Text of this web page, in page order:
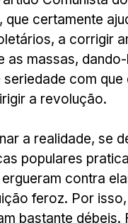
que certamente
a corrigir
as massas,
com
a revolução.
a realidade, se
populares
contra
feroz. Por
bastante débeis.